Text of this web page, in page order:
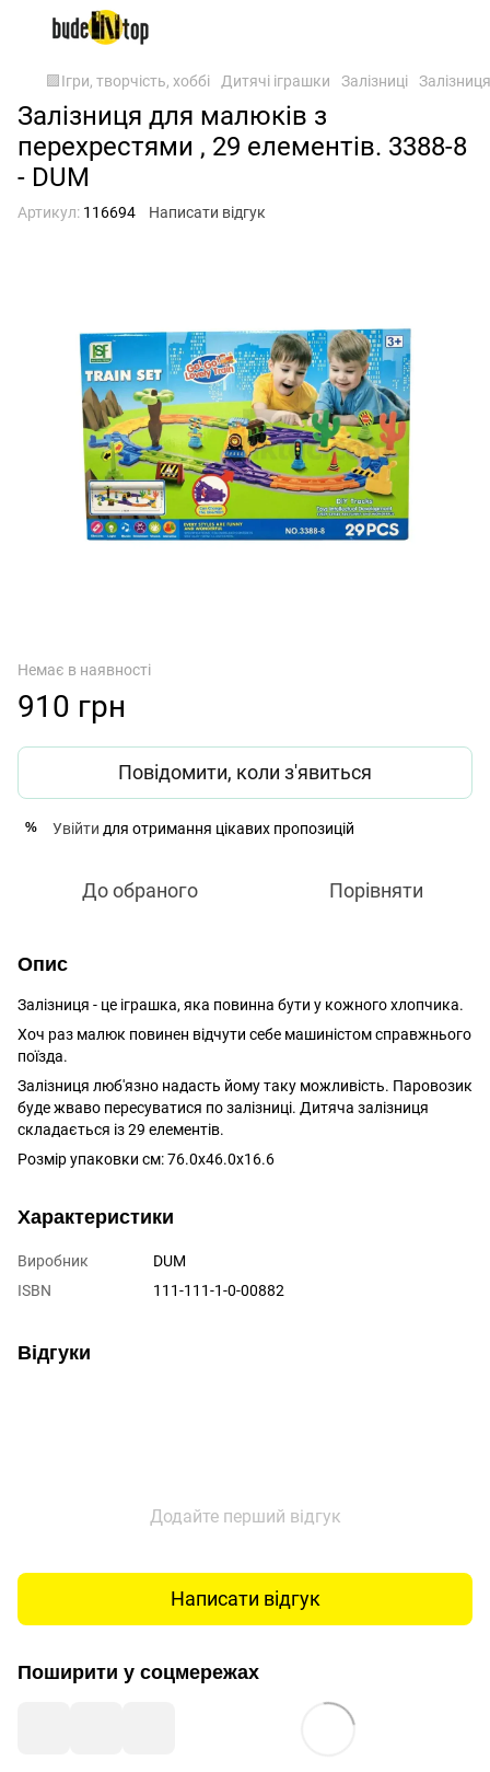
🟪Ігри, творчість, хоббі Дитячі іграшки Залізниці
Залізниця для малюків з
перехрестями , 29 елементів. 3388-8
- DUM
Артикул: 116694 Написати відгук
Немає в наявності
910 грн
Повідомити, коли з'явиться
% Увійти для отримання цікавих пропозицій
До обраного Порівняти
Опис
Залізниця - це іграшка, яка повинна бути у кожного хлопчика.
Хоч раз малюк повинен відчути себе машиністом справжнього
поїзда.
Залізниця люб'язно надасть йому таку можливість. Паровозик
буде жваво пересуватися по залізниці. Дитяча залізниця
складається із 29 елементів.
Розмір упаковки см: 76.0х46.0х16.6
Характеристики
Виробник
DUM
ISBN
111-111-1-0-00882
Відгуки
Додайте перший відгук
Написати відгук
Поширити у соцмережах